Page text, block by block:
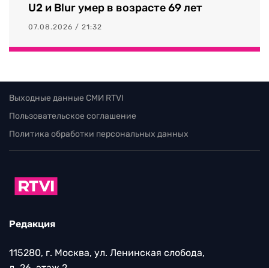
U2 и Blur умер в возрасте 69 лет
07.08.2026 / 21:32
Выходные данные СМИ RTVI
Пользовательское соглашение
Политика обработки персональных данных
Редакция
115280, г. Москва, ул. Ленинская слобода,